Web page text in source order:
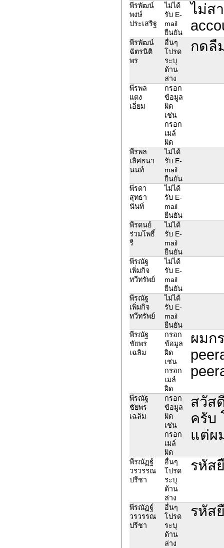
พีรพัฒน์
พงษ์
ประเสริฐ
ไม่ได้
รับ E-
mail
ยืนยัน
ไม่ส
พีรพัฒน์
ฉัตรนิติ
พร
อื่นๆ
โปรด
ระบุ
ด้าน
ล่าง
กดลื
พีรพล
แตง
เอี่ยม
กรอก
ข้อมูล
ผิด
เช่น
กรอก
เมล์
ผิด
พีรพล
เลิศธนา
นนท์
ไม่ได้
รับ E-
mail
ยืนยัน
พีรดา
สุทธา
นันท์
ไม่ได้
รับ E-
mail
ยืนยัน
พีรดนย์
ร่วมโพธิ์
รี
ไม่ได้
รับ E-
mail
ยืนยัน
พีรณัฐ
เพิ่มกิจ
ทวีทรัพย์
ไม่ได้
รับ E-
mail
ยืนยัน
พีรณัฐ
เพิ่มกิจ
ทวีทรัพย์
ไม่ได้
รับ E-
mail
ยืนยัน
พีรณัฐ
ชัยพร
เฉลิม
กรอก
ข้อมูล
ผิด
เช่น
กรอก
เมล์
ผิด
ผมก
พีรณัฐ
ชัยพร
เฉลิม
กรอก
ข้อมูล
ผิด
เช่น
กรอก
เมล์
ผิด
สวัส
ครับ
แต่ผ
พีรณัฏฐ์
วรวรรณ
ปรีชา
อื่นๆ
โปรด
ระบุ
ด้าน
ล่าง
รหัส
พีรณัฏฐ์
วรวรรณ
ปรีชา
อื่นๆ
โปรด
ระบุ
ด้าน
ล่าง
รหัส